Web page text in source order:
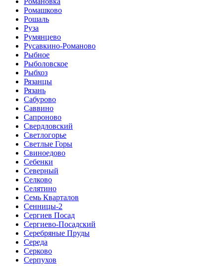
Ромашково
Рошаль
Руза
Румянцево
Русавкино-Романово
Рыбное
Рыболовское
Рыбхоз
Рязанцы
Рязань
Сабурово
Саввино
Сапроново
Свердловский
Светлогорье
Светлые Горы
Свиноедово
Себенки
Северный
Селково
Селятино
Семь Кварталов
Сенницы-2
Сергиев Посад
Сергиево-Посадский
Серебряные Пруды
Середа
Серково
Серпухов